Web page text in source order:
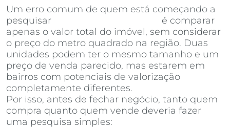
Um erro comum de quem está começando a
pesquisar
é comparar
apenas o valor total do imóvel, sem considerar
o preço do metro quadrado na região. Duas
unidades podem ter o mesmo tamanho e um
preço de venda parecido, mas estarem em
bairros com potenciais de valorização
completamente diferentes.
Por isso, antes de fechar negócio, tanto quem
compra quanto quem vende deveria fazer
uma pesquisa simples: